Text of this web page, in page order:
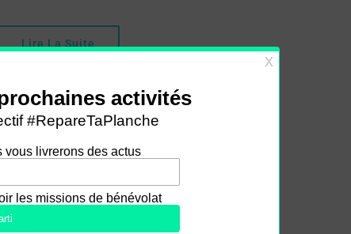
Lire La Suite